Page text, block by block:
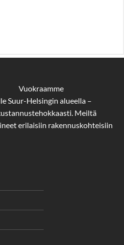
Vuokraamme
Suur-Helsingin alueella –
Meiltä
erilaisiin rakennuskohteisiin